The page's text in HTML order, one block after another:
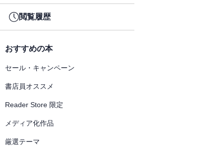
閲覧履歴
おすすめの本
セール・キャンペーン
書店員オススメ
Reader Store 限定
メディア化作品
厳選テーマ